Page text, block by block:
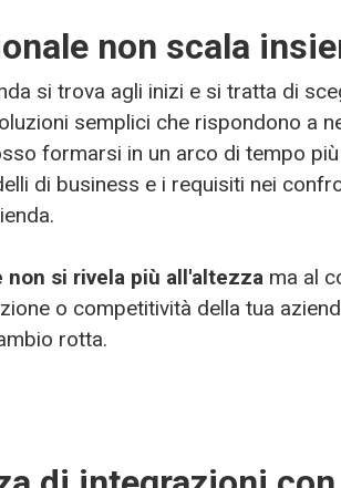
non scala
si trova agli inizi e si tratta di
semplici che rispondono a
formarsi in un arco di tempo
di business e i requisiti nei
non si rivela più all'altezza ma al
o competitività della tua
rotta.